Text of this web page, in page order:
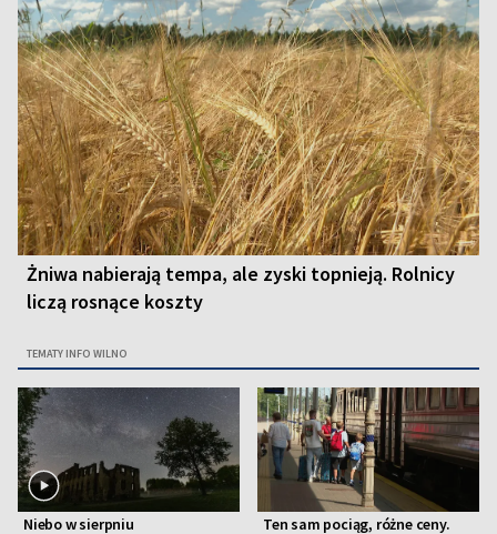
Żniwa nabierają tempa, ale zyski topnieją. Rolnicy
liczą rosnące koszty
TEMATY INFO WILNO
Niebo w sierpniu
Ten sam pociąg, różne ceny.